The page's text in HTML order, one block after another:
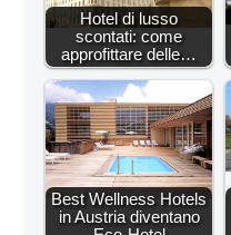
Hotel di lusso
scontati: come
approfittare delle…
Best Wellness Hotels
in Austria diventano